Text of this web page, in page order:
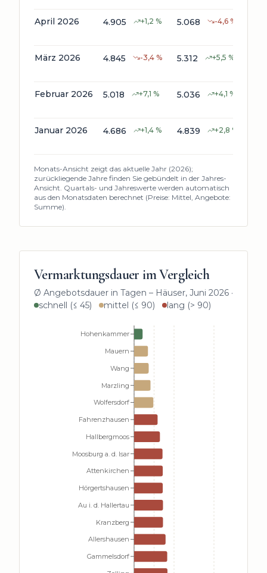
April 2026 4.905 +1,2 % 5.068 -4,6 %
März 2026 4.845 -3,4 % 5.312 +5,5 %
Februar 2026 5.018 +7,1 % 5.036 +4,1 %
Januar 2026 4.686 +1,4 % 4.839 +2,8 %
Monats-Ansicht zeigt das aktuelle Jahr (2026);
zurückliegende Jahre finden Sie gebündelt in der Jahres-
Ansicht. Quartals- und Jahreswerte werden automatisch
aus den Monatsdaten berechnet (Preise: Mittel, Angebote:
Summe).
Vermarktungsdauer im Vergleich
Ø Angebotsdauer in Tagen – Häuser, Juni 2026 ·
schnell (≤ 45)
mittel (≤ 90) lang (> 90)
Hohenkammer
Mauern
Wang
Marzling
Wolfersdorf
Fahrenzhausen
Hallbergmoos
Moosburg a. d. Isar
Attenkirchen
Hörgertshausen
Au i. d. Hallertau
Kranzberg
Allershausen
Gammelsdorf